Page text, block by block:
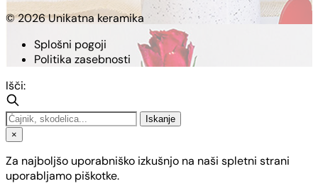
© 2026 Unikatna keramika
Splošni pogoji
Politika zasebnosti
Išči:
Iskanje
×
Za najboljšo uporabniško izkušnjo na naši spletni strani
uporabljamo piškotke.